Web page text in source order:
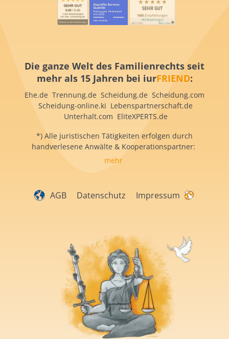
Die ganze Welt des Familienrechts seit
mehr als 15 Jahren bei iurFRIEND:
Ehe.de Trennung.de Scheidung.de Scheidung.com
Scheidung-online.ki Lebenspartnerschaft.de
Unterhalt.com EliteXPERTS.de
*) Alle juristischen Tätigkeiten erfolgen durch
handverlesene Anwälte & Kooperationspartner:
mehr
AGB Datenschutz Impressum